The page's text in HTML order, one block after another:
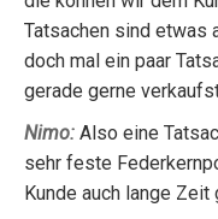
Tatsachen sind etwas
doch mal ein paar
gerade gerne
Nimo: Also eine
sehr feste
Kunde auch lange